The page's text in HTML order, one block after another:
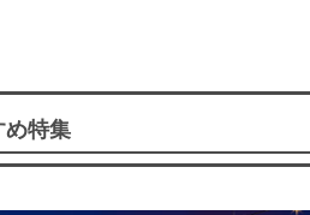
特集